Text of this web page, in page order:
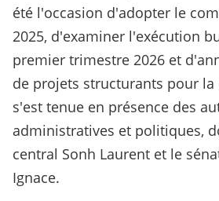
été l'occasion d'adopter le
2025, d'examiner l'exécution
premier trimestre 2026 et
de projets structurants pour la
s'est tenue en présence des
administratives et politiques,
central Sonh Laurent et le
Ignace.